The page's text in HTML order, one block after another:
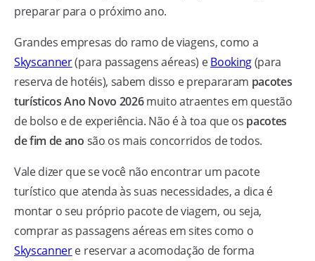
preparar para o próximo ano.
Grandes empresas do ramo de viagens, como a
Skyscanner(para passagens aéreas) eBooking(para
reserva de hotéis), sabem disso e prepararam pacotes
turísticos Ano Novo 2026muito atraentes em questão
de bolso e de experiência. Não é à toa que os pacotes
de fim de ano são os mais concorridos de todos.
Vale dizer que se você não encontrar um pacote
turístico que atenda às suas necessidades, a dica é
montar o seu próprio pacote de viagem, ou seja,
comprar as passagens aéreas em sites como o
Skyscannere reservar a acomodação de forma